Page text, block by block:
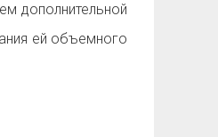
дополнительной
ей объемного